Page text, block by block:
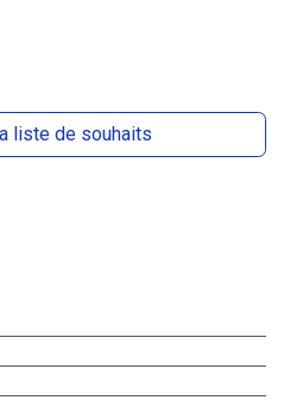
liste de souhaits